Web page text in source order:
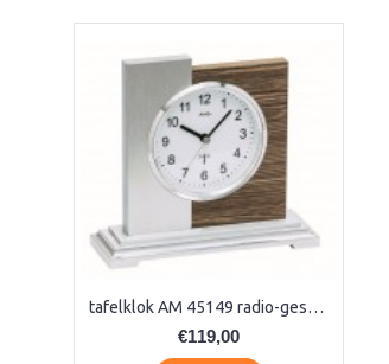
tafelklok AM 45149 radio-gestuurd
€119,00